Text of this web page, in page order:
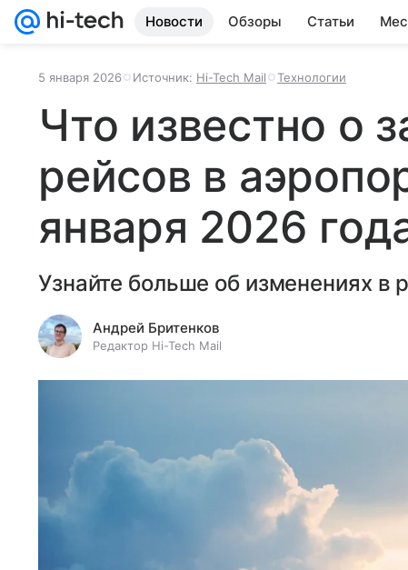
Новости Обзоры Статьи
5 января 2026 Источник: Hi-Tech Mail Технологии
Что известно о
рейсов в
января 2026
Узнайте больше об изменениях в
Андрей Бритенков
Редактор Hi-Tech Mail